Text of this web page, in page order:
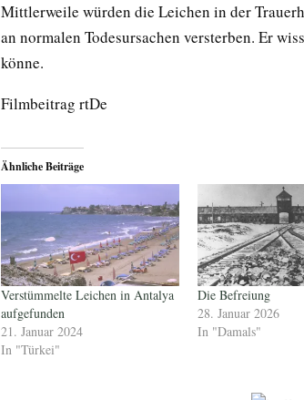
Mittlerweile würden die Leichen in der
an normalen Todesursachen versterben. Er
könne.
Filmbeitrag rtDe
Ähnliche Beiträge
Verstümmelte Leichen in Antalya
aufgefunden
21. Januar 2024
In "Türkei"
Die Befreiung
28. Januar 2026
In "Damals"